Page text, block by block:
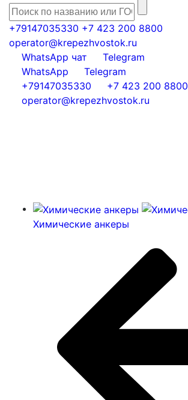
+79147035330 +7 423 200 8800
operator@krepezhvostok.ru
WhatsApp чат
Telegram
WhatsApp
Telegram
+79147035330
+7 423 200 8800
operator@krepezhvostok.ru
Химические анкеры